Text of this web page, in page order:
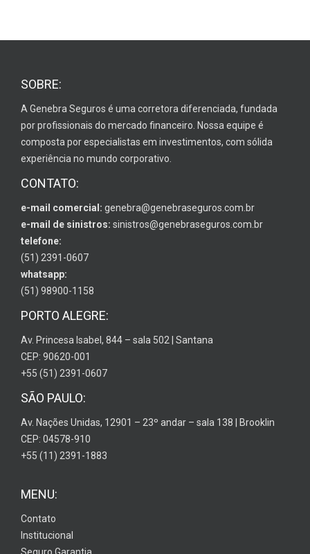
SOBRE:
A Genebra Seguros é uma corretora diferenciada, fundada
por profissionais do mercado financeiro. Nossa equipe é
composta por especialistas em investimentos, com sólida
experiência no mundo corporativo.
CONTATO:
e-mail comercial: genebra@genebraseguros.com.br
e-mail de sinistros: sinistros@genebraseguros.com.br
telefone:
(51) 2391-0607
whatsapp:
(51) 98900-1158
PORTO ALEGRE:
Av. Princesa Isabel, 844 – sala 502 | Santana
CEP: 90620-001
+55 (51) 2391-0607
SÃO PAULO:
Av. Nações Unidas, 12901 – 23º andar – sala 138 | Brooklin
CEP: 04578-910
+55 (11) 2391-1883
MENU:
Contato
Institucional